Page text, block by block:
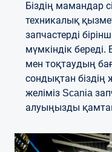
Біздің мамандар
техникалық
запчастерді
мүмкіндік
мен тоқтаудың
сондықтан
желіміз Scania
алуыңызды